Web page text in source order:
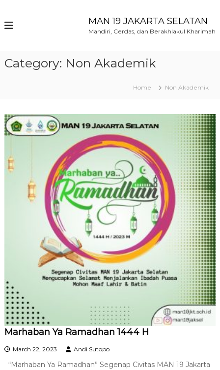
MAN 19 JAKARTA SELATAN
Mandiri, Cerdas, dan Berakhlakul Kharimah
Category: Non Akademik
Home Non Akademik
Marhaban Ya Ramadhan 1444 H
March 22, 2023 Andi Sutopo
“Marhaban Ya Ramadhan” Segenap Civitas MAN 19 Jakarta